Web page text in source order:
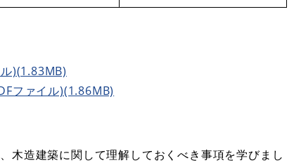
)(1.83MB)
ファイル)(1.86MB)
造建築に関して理解しておくべき事項を学びまし